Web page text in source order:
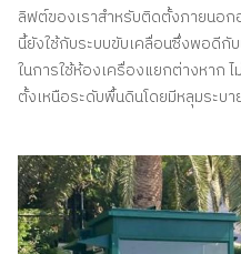
ลิฟต์ของเราสําหรับติดตั้งภายนอ
นี้ยังใช้กับระบบขับเคลื่อนซึ่งพอดีกั
ในการใช้ห้องเครื่องแยกต่างหาก
ตั้งเหนือระดับพื้นดินโดยมีหลุมระบ